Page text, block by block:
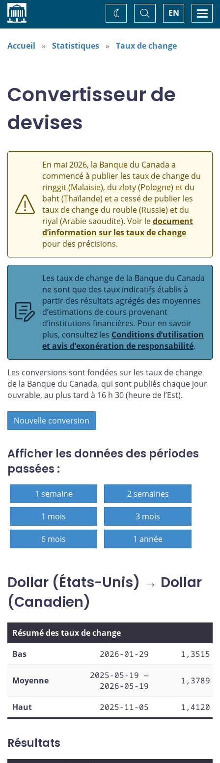
Accueil EN
Basculer
la
recherche
Changez
de
thème
Accueil Statistiques Taux de change
Convertisseur de
devises
En mai 2026, la Banque du Canada a
commencé à publier les taux de change du
ringgit (Malaisie), du zloty (Pologne) et du
baht (Thaïlande) et a cessé de publier les
taux de change du rouble (Russie) et du
riyal (Arabie saoudite). Voir ledocument
d’information sur les taux de change
pour des précisions.
Les taux de change de la Banque du Canada
ne sont que des taux indicatifs établis à
partir des résultats agrégés des moyennes
d’estimations de cours provenant
d’institutions financières. Pour en savoir
plus, consultez les Conditions d’utilisation
et avis d’exonération de responsabilité.
Les conversions sont fondées sur les taux de change
de la Banque du Canada, qui sont publiés chaque jour
ouvrable, au plus tard à 16 h 30 (heure de l’Est).
Nouvelle conversion
Afficher les données des périodes
passées :
1 semaine 2 semaines
1 mois 3 mois
6 mois 1 année
Dollar (États-Unis) → Dollar
(Canadien)
Résumé des taux de change
Bas
2026-01-29 1,3515
Moyenne
2025-05-19 —
2026-05-19
1,3789
Haut 2025-11-05 1,4120
Résultats